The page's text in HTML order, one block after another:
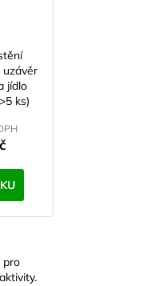
uzávěr
jídlo
ks)
pro